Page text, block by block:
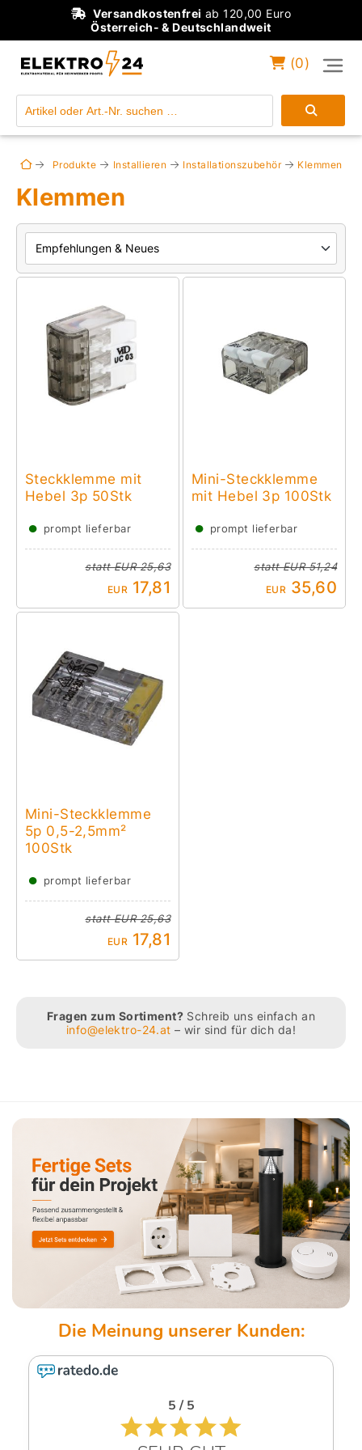
Versandkostenfrei ab 120,00 Euro
Österreich- & Deutschlandweit
Einloggen
(0)
Produkte Installieren Installationszubehör Klemmen
Klemmen
Steckklemme mit
Hebel 3p 50Stk
● prompt lieferbar
stattEUR 25,63
EUR 17,81
Mini-Steckklemme
mit Hebel 3p 100Stk
● prompt lieferbar
stattEUR 51,24
EUR 35,60
Mini-Steckklemme
5p 0,5-2,5mm²
100Stk
● prompt lieferbar
stattEUR 25,63
EUR 17,81
Fragen zum Sortiment? Schreib uns einfach an
info@elektro-24.at – wir sind für dich da!
5 / 5